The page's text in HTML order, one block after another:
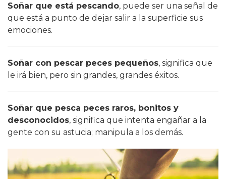
Soñar que está pescando, puede ser una señal de
que está a punto de dejar salir a la superficie sus
emociones.
Soñar con pescar peces pequeños, significa que
le irá bien, pero sin grandes, grandes éxitos.
Soñar que pesca peces raros, bonitos y
desconocidos, significa que intenta engañar a la
gente con su astucia; manipula a los demás.